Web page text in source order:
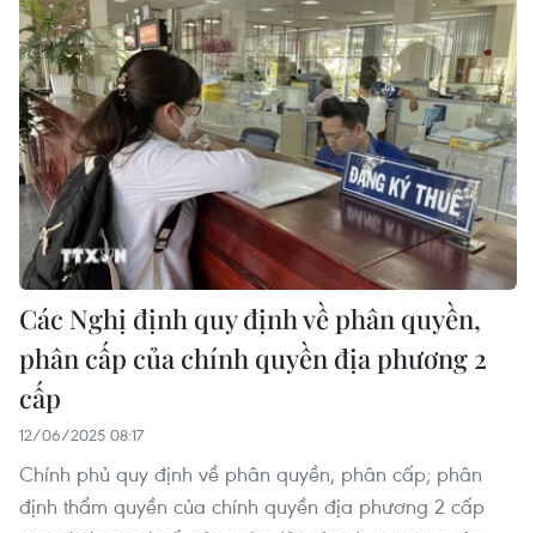
Các Nghị định quy định về phân quyền,
phân cấp của chính quyền địa phương 2
cấp
12/06/2025 08:17
Chính phủ quy định về phân quyền, phân cấp; phân
định thẩm quyền của chính quyền địa phương 2 cấp